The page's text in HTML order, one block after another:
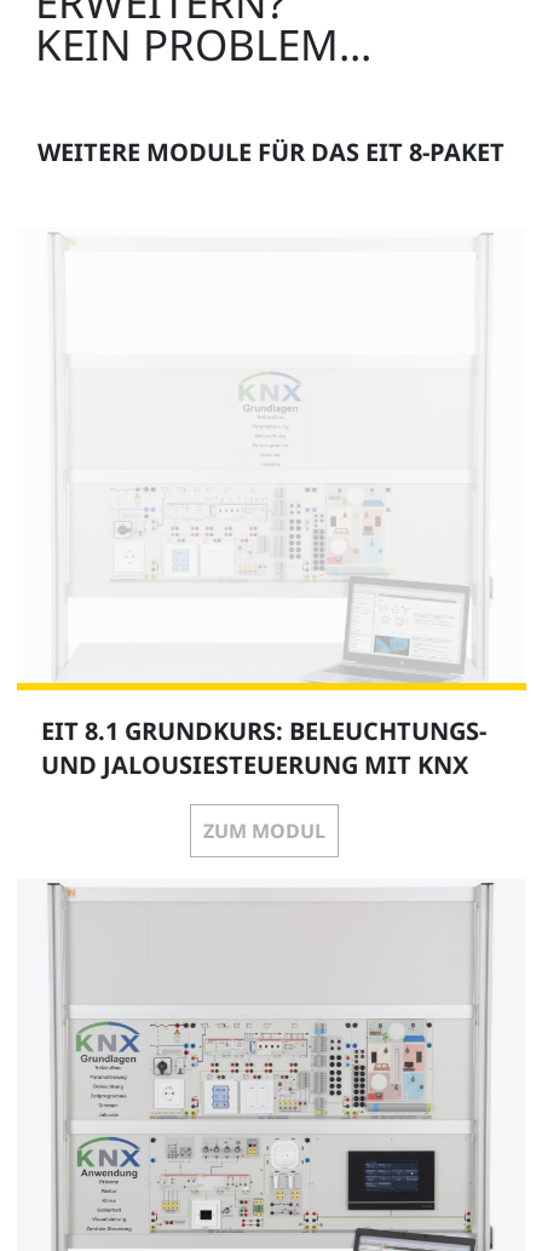
KEIN PROBLEM...
WEITERE MODULE FÜR DAS EIT 8-PAKET
EIT 8.1 GRUNDKURS: BELEUCHTUNGS-
UND JALOUSIESTEUERUNG MIT KNX
ZUM MODUL